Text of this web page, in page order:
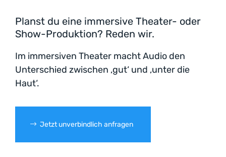
Planst du eine immersive Theater- oder
Show-Produktion? Reden wir.
Im immersiven Theater macht Audio den
Unterschied zwischen ‚gut‘ und ‚unter die
Haut‘.
Jetzt unverbindlich anfragen